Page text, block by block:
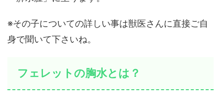
※その子についての詳しい事は獣医さんに直接ご自
身で聞いて下さいね。
フェレットの胸水とは？